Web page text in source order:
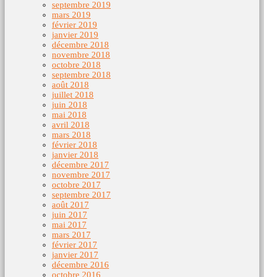
septembre 2019
mars 2019
février 2019
janvier 2019
décembre 2018
novembre 2018
octobre 2018
septembre 2018
août 2018
juillet 2018
juin 2018
mai 2018
avril 2018
mars 2018
février 2018
janvier 2018
décembre 2017
novembre 2017
octobre 2017
septembre 2017
août 2017
juin 2017
mai 2017
mars 2017
février 2017
janvier 2017
décembre 2016
octobre 2016